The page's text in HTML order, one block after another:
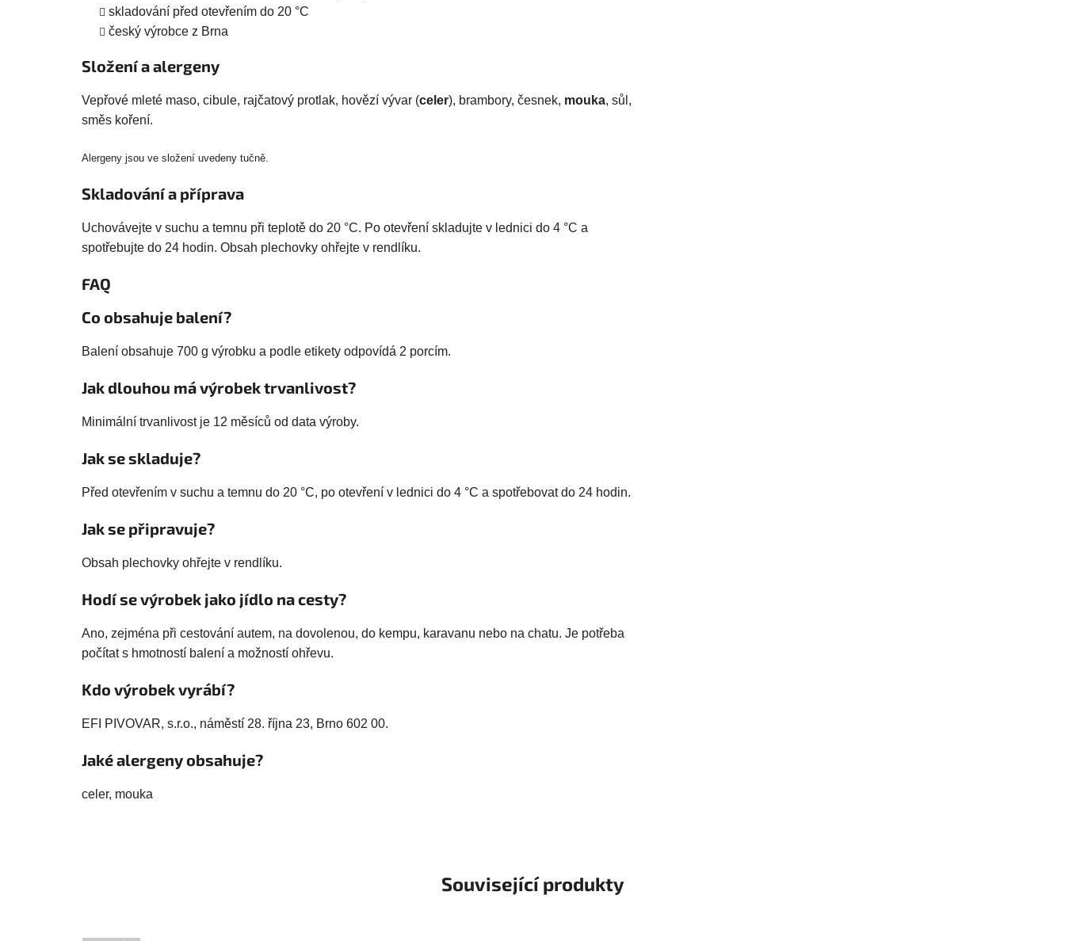
skladování před otevřením do 20 °C
český výrobce z Brna
Složení a alergeny
Vepřové mleté maso, cibule, rajčatový protlak, hovězí vývar (celer), brambory, česnek, mouka, sůl,
směs koření.
Alergeny jsou ve složení uvedeny tučně.
Skladování a příprava
Uchovávejte v suchu a temnu při teplotě do 20 °C. Po otevření skladujte v lednici do 4 °C a
spotřebujte do 24 hodin. Obsah plechovky ohřejte v rendlíku.
FAQ
Co obsahuje balení?
Balení obsahuje 700 g výrobku a podle etikety odpovídá 2 porcím.
Jak dlouhou má výrobek trvanlivost?
Minimální trvanlivost je 12 měsíců od data výroby.
Jak se skladuje?
Před otevřením v suchu a temnu do 20 °C, po otevření v lednici do 4 °C a spotřebovat do 24 hodin.
Jak se připravuje?
Obsah plechovky ohřejte v rendlíku.
Hodí se výrobek jako jídlo na cesty?
Ano, zejména při cestování autem, na dovolenou, do kempu, karavanu nebo na chatu. Je potřeba
počítat s hmotností balení a možností ohřevu.
Kdo výrobek vyrábí?
EFI PIVOVAR, s.r.o., náměstí 28. října 23, Brno 602 00.
Jaké alergeny obsahuje?
celer, mouka
Související produkty